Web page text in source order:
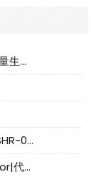
CNC Tech 国产線維コンポーネント評価と大量生産適合ガイド
JSTコネクタ-正品および代替品としてJST NSHR-02V-Sコネクタを提供します
JSTコンector-正品JST GHR-09V-Sコンector|代替品提供